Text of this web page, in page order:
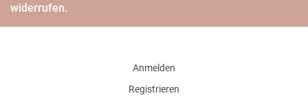
widerrufen.
Anmelden
Registrieren